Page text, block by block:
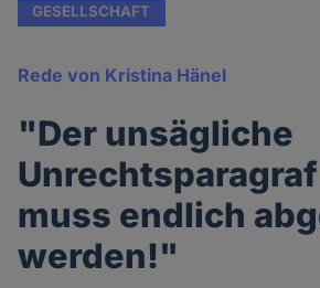
GESELLSCHAFT
Rede von Kristina Hänel
"Der unsägliche
Unrechtsparagraf
muss endlich
werden!"